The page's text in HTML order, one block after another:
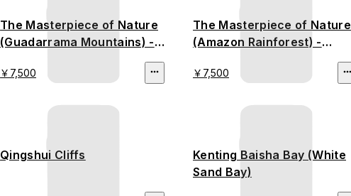
The Masterpiece of Nature
(Guadarrama Mountains) -
￥7,500
The Masterpiece of Nature
(Amazon Rainforest) -
￥7,500
Qingshui Cliffs
Kenting Baisha Bay (White
Sand Bay)